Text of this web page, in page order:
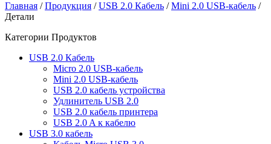
Главная /Продукция /USB 2.0 Кабель /Mini 2.0 USB-кабель /
Детали
Категории Продуктов
USB 2.0 Кабель
Micro 2.0 USB-кабель
Mini 2.0 USB-кабель
USB 2.0 кабель устройства
Удлинитель USB 2.0
USB 2.0 кабель принтера
USB 2.0 A к кабелю
USB 3.0 кабель